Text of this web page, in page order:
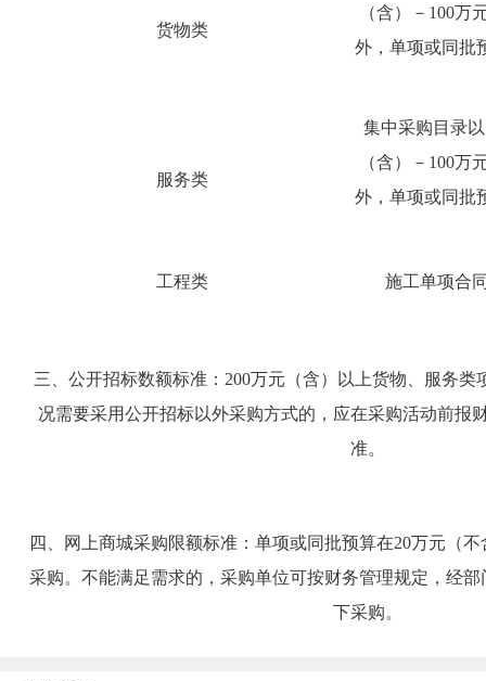
货物类
（含）－ 100万
外，单项或同批
服务类
集中采购目录
（含）－ 100万
外，单项或同批
工程类 施工单项合
三、公开招标数额标准 ： 200万元（含）
以上货物、服务类
况需要采用公开招标以外采购方式的，应在采购活动前报
准。
四、 网上商城采购限额标准 ： 单项或同批预算在20万元（不
采购。不能满足需求的，采购单位可按财务管理规定，经
下采购。